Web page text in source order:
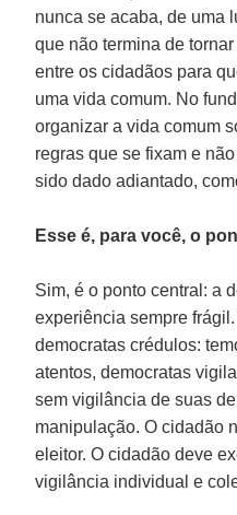
nunca se acaba, de uma
que não termina de
entre os cidadãos para
uma vida comum. No
organizar a vida comum
regras que se fixam e
sido dado adiantado,
Esse é, para você, o
Sim, é o ponto central: a
experiência sempre
democratas crédulos:
atentos, democratas
sem vigilância de suas
manipulação. O cidadão
eleitor. O cidadão deve
vigilância individual e